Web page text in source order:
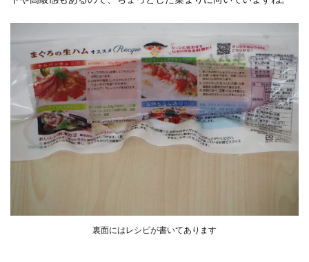
裏面にはレシピが書いてあります